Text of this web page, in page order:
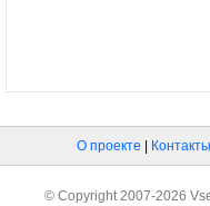
О проекте Контакты
© Copyright 2007-2026